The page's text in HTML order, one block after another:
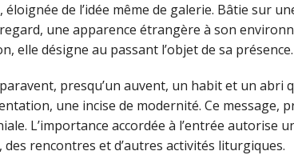
éloignée de l’idée même de galerie. Bâtie sur
une apparence étrangère à son
elle désigne au passant l’objet de sa présence.
paravent, presqu’un auvent, un habit et un
une incise de modernité. Ce message,
L’importance accordée à l’entrée autorise
des rencontres et d’autres activités liturgiques.